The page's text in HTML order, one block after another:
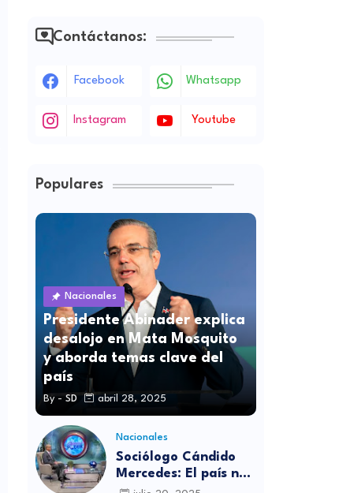
Contáctanos:
Facebook Whatsapp
Instagram Youtube
Populares
Nacionales
Presidente Abinader explica
desalojo en Mata Mosquito
y aborda temas clave del
país
By - SD abril 28, 2025
Nacionales
Sociólogo Cándido
Mercedes: El país no
está preparado para